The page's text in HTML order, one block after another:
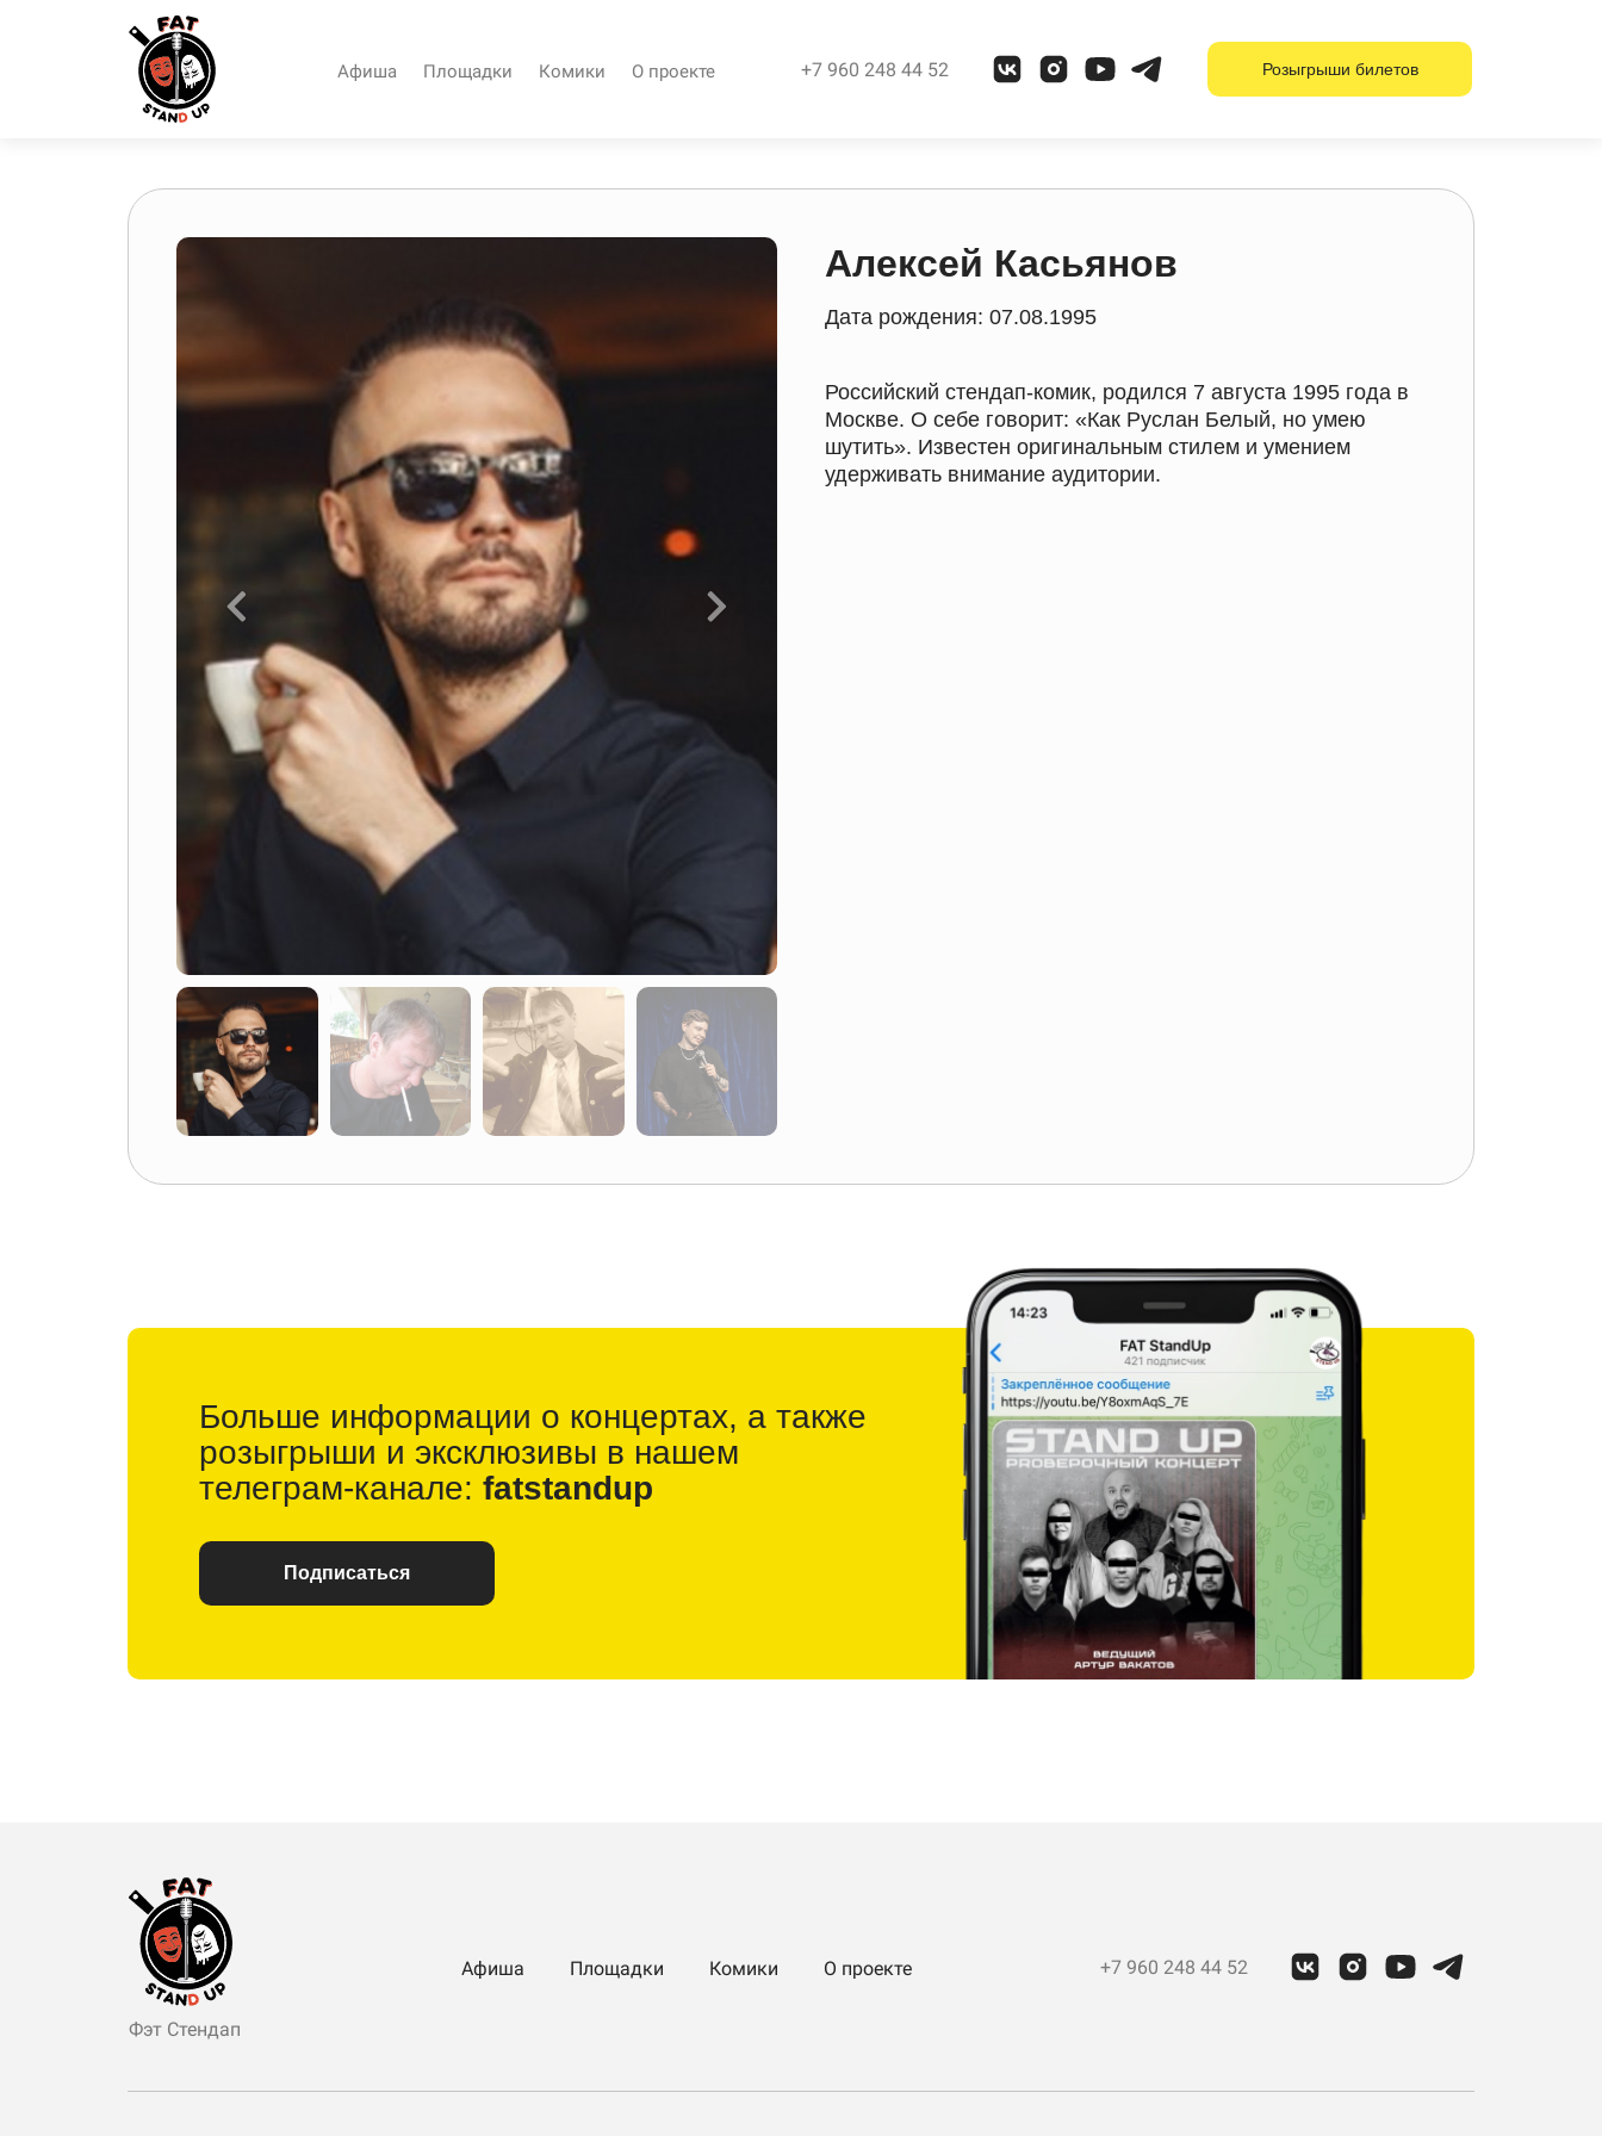
Афиша Площадки Комики О проекте +7 960 248 44 52 Розыгрыши билетов
Алексей Касьянов
Дата рождения: 07.08.1995
Российский стендап-комик, родился 7 августа 1995 года в
Москве. О себе говорит: «Как Руслан Белый, но умею
шутить». Известен оригинальным стилем и умением
удерживать внимание аудитории.
Больше информации о концертах, а также
розыгрыши и эксклюзивы в нашем
телеграм-канале: fatstandup
Подписаться
Фэт Стендап
Афиша Площадки Комики О проекте +7 960 248 44 52